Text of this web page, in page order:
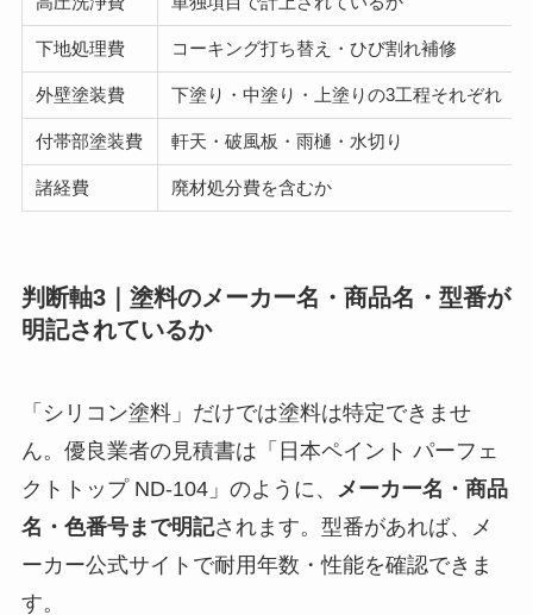
下地処理費 コーキング打ち替え・ひび割れ補修
外壁塗装費 下塗り・中塗り・上塗りの3工程それぞれ
付帯部塗装費 軒天・破風板・雨樋・水切り
諸経費 廃材処分費を含むか
判断軸3｜塗料のメーカー名・商品名・型番が
明記されているか
「シリコン塗料」だけでは塗料は特定できませ
ん。優良業者の見積書は「日本ペイント パーフェ
クトトップ ND-104」のように、
メーカー名・商品
名・色番号まで明記されます。型番があれば、メ
ーカー公式サイトで耐用年数・性能を確認できま
す。